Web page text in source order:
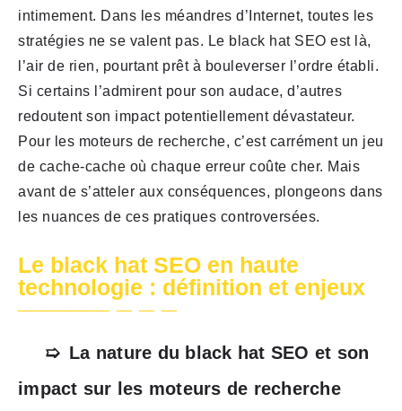
intimement. Dans les méandres d’Internet, toutes les
stratégies ne se valent pas. Le black hat SEO est là,
l’air de rien, pourtant prêt à bouleverser l’ordre établi.
Si certains l’admirent pour son audace, d’autres
redoutent son impact potentiellement dévastateur.
Pour les moteurs de recherche, c’est carrément un jeu
de cache-cache où chaque erreur coûte cher. Mais
avant de s’atteler aux conséquences, plongeons dans
les nuances de ces pratiques controversées.
Le black hat SEO en haute
technologie : définition et enjeux
La nature du black hat SEO et son
impact sur les moteurs de recherche